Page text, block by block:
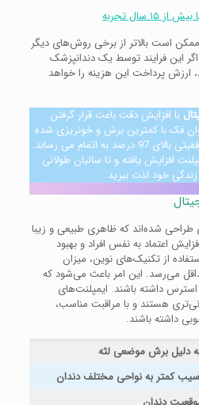
سال تجربه
ممکن است بالاتر از برخی روش‌های دیگر
این فرایند توسط یک دندانپزشک
پرداخت این هزینه را خواهد
با افزایش دقت باعث قرار گرفتن
فک با کمترین برش و خونریزی شده
و نتیجه ی عمل جراحی را با موفقیتی بالای 97 درصد به اتمام می رساند.
افزایش یافته و تا سالیان طولانی
زندگی خود لذت ببرید.
طراحی شده‌اند که ظاهری طبیعی و زیبا
اعتماد به نفس افراد و بهبود
از تکنیک‌های نوین، میزان
می‌رسد. این امر باعث می‌شود که
استرس داشته باشند. ایمپلنت‌های
هستند و با مراقبت مناسب،
داشته باشند.
دلیل برش موضعی لثه
کمتر به نواحی مختلف دندان